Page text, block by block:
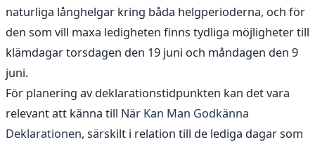
naturliga långhelgar kring båda helgperioderna, och för
den som vill maxa ledigheten finns tydliga möjligheter till
klämdagar torsdagen den 19 juni och måndagen den 9
juni.
För planering av deklarationstidpunkten kan det vara
relevant att känna till När Kan Man Godkänna
Deklarationen, särskilt i relation till de lediga dagar som